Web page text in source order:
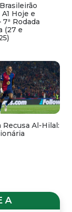
Hoje e
Rodada
(27 e
Al-Hilal:
A